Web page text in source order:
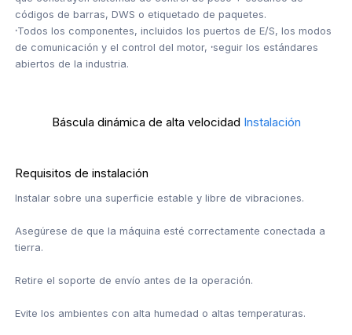
códigos de barras, DWS o etiquetado de paquetes.
·Todos los componentes, incluidos los puertos de E/S, los modos
de comunicación y el control del motor, ·seguir los estándares
abiertos de la industria.
Báscula dinámica de alta velocidad Instalación
Requisitos de instalación
Instalar sobre una superficie estable y libre de vibraciones.
Asegúrese de que la máquina esté correctamente conectada a
tierra.
Retire el soporte de envío antes de la operación.
Evite los ambientes con alta humedad o altas temperaturas.